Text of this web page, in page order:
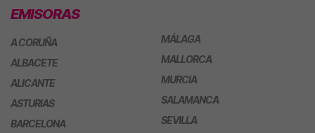
EMISORAS
A CORUÑA
ALBACETE
ALICANTE
ASTURIAS
BARCELONA
MÁLAGA
MALLORCA
MURCIA
SALAMANCA
SEVILLA